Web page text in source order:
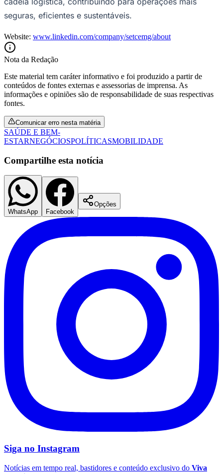
Botafogo
Grêmio
seguras, eficientes e sustentáveis.
Website: www.linkedin.com/company/setcemg/about
Nota da Redação
Este material tem caráter informativo e foi produzido a partir de
conteúdos de fontes externas e assessorias de imprensa. As
informações e opiniões são de responsabilidade de suas respectivas
fontes.
Comunicar erro nesta matéria
SAÚDE E BEM-
ESTARNEGÓCIOSPOLÍTICASMOBILIDADE
Compartilhe esta notícia
WhatsApp Facebook
Opções
Siga no Instagram
Notícias em tempo real, bastidores e conteúdo exclusivo do Viva